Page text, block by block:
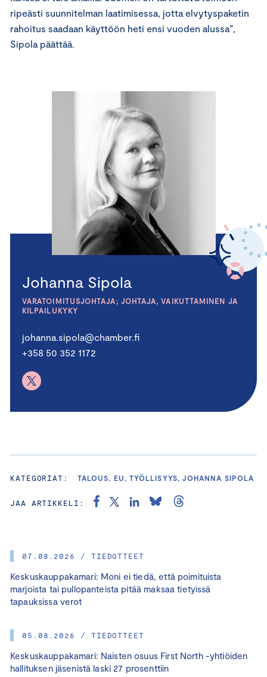
07.08.2026 / TIEDOTTEET
Keskuskauppakamari: Moni ei tiedä, että poimituista
marjoista tai pullopanteista pitää maksaa tietyissä
tapauksissa verot
05.08.2026 / TIEDOTTEET
Keskuskauppakamari: Naisten osuus First North -yhtiöiden
hallituksen jäsenistä laski 27 prosenttiin
ripeästi suunnitelman laatimisessa, jotta elvytyspaketin
rahoitus saadaan käyttöön heti ensi vuoden alussa”,
Sipola päättää.
Johanna Sipola
VARATOIMITUSJOHTAJA; JOHTAJA, VAIKUTTAMINEN JA
KILPAILUKYKY
johanna.sipola@chamber.fi
+358 50 352 1172
KATEGORIAT: TALOUS, EU, TYÖLLISYYS, JOHANNA SIPOLA
JAA ARTIKKELI: